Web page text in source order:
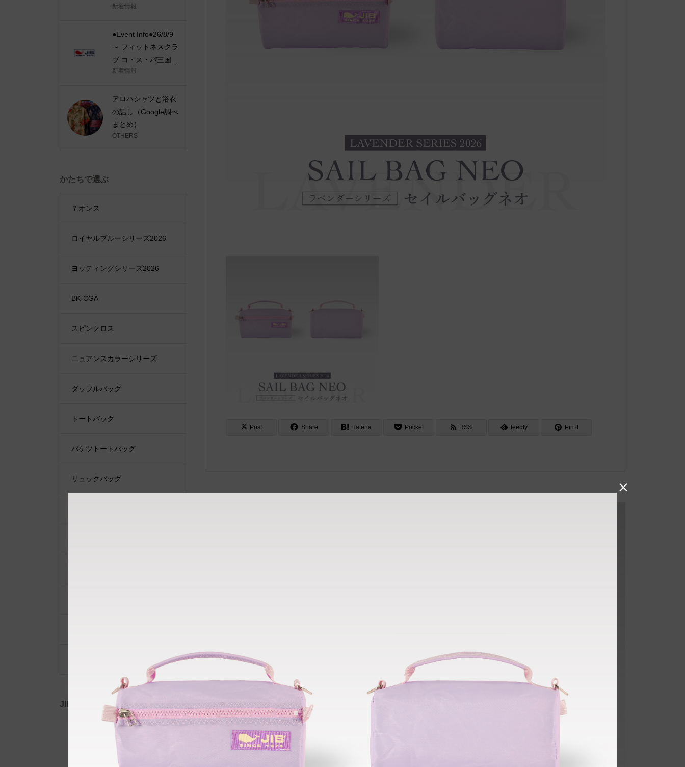
Post Share Hatena Pocket RSS feedly Pin it
新着情報
●Event Info●26/8/9
～ フィットネスクラ
ブ コ・ス・パ三国...
新着情報
アロハシャツと浴衣
の話し（Google調べ
まとめ）
OTHERS
かたちで選ぶ
７オンス
ロイヤルブルーシリーズ2026
ヨッティングシリーズ2026
BK-CGA
スピンクロス
ニュアンスカラーシリーズ
ダッフルバッグ
トートバッグ
バケツトートバッグ
リュックバッグ
JIB公式SNS
